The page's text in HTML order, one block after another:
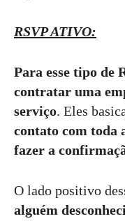
RSVP ATIVO:
Para esse tipo de
contratar uma
serviço. Eles
contato com toda
fazer a
O lado positivo
alguém